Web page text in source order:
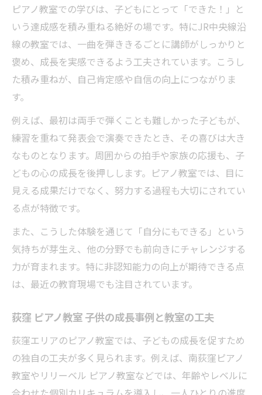
ピアノ教室での学びは、子どもにとって「できた！」と
いう達成感を積み重ねる絶好の場です。特にJR中央線沿
線の教室では、一曲を弾ききるごとに講師がしっかりと
褒め、成長を実感できるよう工夫されています。こうし
た積み重ねが、自己肯定感や自信の向上につながりま
す。
例えば、最初は両手で弾くことも難しかった子どもが、
練習を重ねて発表会で演奏できたとき、その喜びは大き
なものとなります。周囲からの拍手や家族の応援も、子
どもの心の成長を後押しします。ピアノ教室では、目に
見える成果だけでなく、努力する過程も大切にされてい
る点が特徴です。
また、こうした体験を通じて「自分にもできる」という
気持ちが芽生え、他の分野でも前向きにチャレンジする
力が育まれます。特に非認知能力の向上が期待できる点
は、最近の教育現場でも注目されています。
荻窪 ピアノ教室 子供の成長事例と教室の工夫
荻窪エリアのピアノ教室では、子どもの成長を促すため
の独自の工夫が多く見られます。例えば、南荻窪ピアノ
教室やリリーベル ピアノ教室などでは、年齢やレベルに